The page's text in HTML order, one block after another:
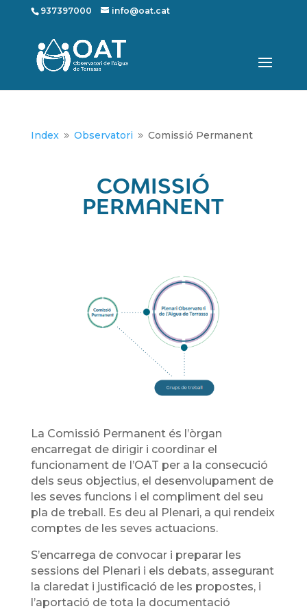
937397000 info@oat.cat
Index 9 Observatori 9 Comissió Permanent
COMISSIÓ
PERMANENT
La Comissió Permanent és l’òrgan
encarregat de dirigir i coordinar el
funcionament de I’OAT per a la consecució
dels seus objectius, el desenvolupament de
les seves funcions i el compliment del seu
pla de treball. Es deu al Plenari, a qui rendeix
comptes de les seves actuacions.
S’encarrega de convocar i preparar les
sessions del Plenari i els debats, assegurant
la claredat i justificació de les propostes, i
l’aportació de tota la documentació